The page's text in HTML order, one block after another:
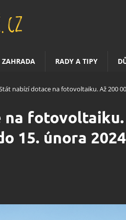
ZAHRADA RADY A TIPY
nabízí dotace na fotovoltaiku. Až 200
fotovoltaiku.
15. února 2024